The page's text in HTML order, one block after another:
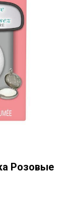
Розовые